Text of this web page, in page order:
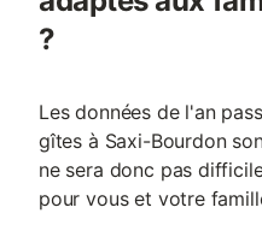
?
Les données de l'an
gîtes à Saxi-Bourdon
ne sera donc pas
pour vous et votre